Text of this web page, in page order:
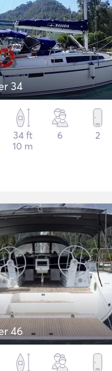
34
34 ft
10 m
6 2
46